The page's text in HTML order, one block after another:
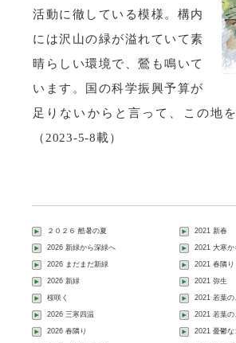
活動に徹している模様。構内
には沢山の緑が溢れていて素
晴らしい環境で、鶯も鳴いて
います。国の科学振興予算が
足りないからと言って、この地
（2023-5-8載）
２０２６ 酷暑の夏
2026 新緑から深緑へ
2026 まだまだ新緑
2026 新緑
桜咲く
2026 三寒四温
2026 春隣り
2021 新春
2021 大寒か
2021 春隣り
2021 弥生
2021 若葉の
2021 若葉の
2021 憂鬱な